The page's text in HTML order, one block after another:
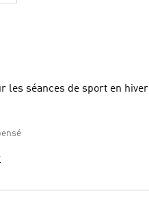
les séances de sport en hiver